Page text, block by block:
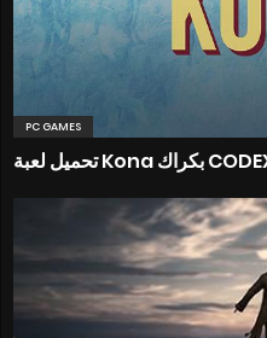
PC GAMES